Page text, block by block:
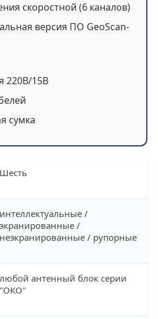
скоростной (6 каналов)
версия ПО GeoScan-
220В/15В
сумка
Шесть
интеллектуальные /
экранированные /
неэкранированные / рупорные
любой антенный блок серии
"ОКО"